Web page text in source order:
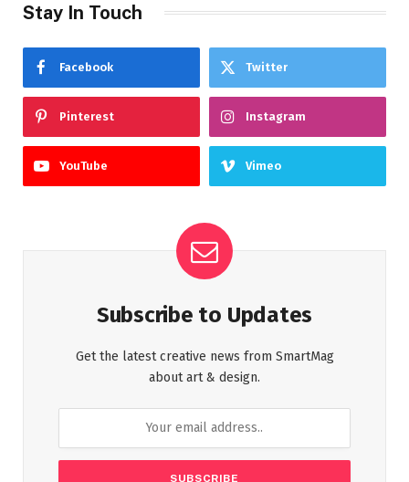
Stay In Touch
Facebook Twitter
Pinterest Instagram
YouTube Vimeo
Subscribe to Updates
Get the latest creative news from SmartMag
about art & design.